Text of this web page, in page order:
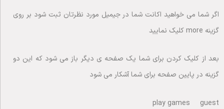
اگر شما می خواهید اکانت شما در جیمیل مورد نظرتان ثبت شود بر روی
گزینه more کلیک نمایید
بعد از کلیک کردن برای شما یک صفحه ی دیگر باز می شود که این دو
گزینه در پایین صفحه برای شما آشکار می شود
play games guest